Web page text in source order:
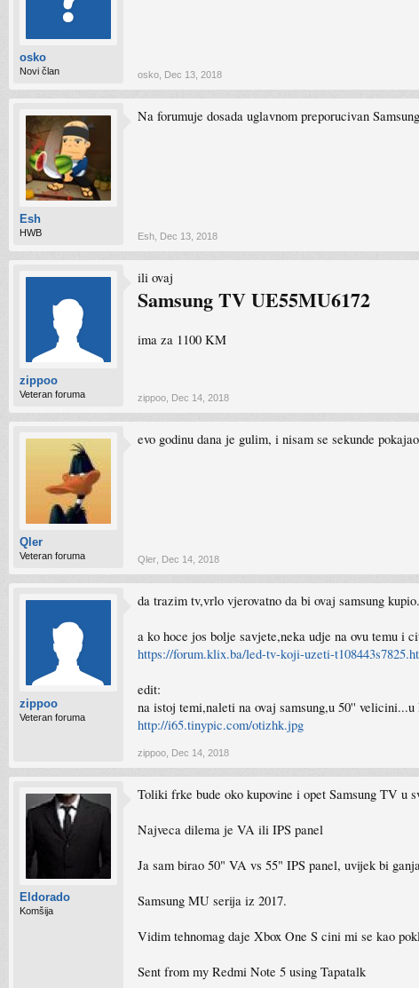
osko
Novi član osko Dec 13, 2018
Esh
HWB
Na forumuje dosada uglavnom preporucivan
Esh Dec 13, 2018
zippoo
Veteran foruma
ili ovaj
Samsung TV UE55MU6172
ima za 1100 KM
zippoo Dec 14, 2018
Qler
Veteran foruma
evo godinu dana je gulim, i nisam se sekunde
Qler Dec 14, 2018
zippoo
Veteran foruma
da trazim tv,vrlo vjerovatno da bi ovaj samsung
a ko hoce jos bolje savjete,neka udje na ovu temu i
https://forum.klix.ba/led-tv-koji-uzeti-
edit:
na istoj temi,naleti na ovaj samsung,u 50''
http://i65.tinypic.com/otizhk.jpg
zippoo Dec 14, 2018
Eldorado
Komšija
Toliki frke bude oko kupovine i opet Samsung TV u
Najveca dilema je VA ili IPS panel
Ja sam birao 50" VA vs 55" IPS panel, uvijek bi
Samsung MU serija iz 2017.
Vidim tehnomag daje Xbox One S cini mi se kao
Sent from my Redmi Note 5 using Tapatalk